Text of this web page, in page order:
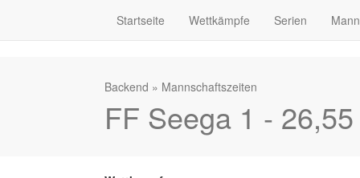
Startseite Wettkämpfe Serien
Backend » Mannschaftszeiten
FF Seega 1 - 26,55